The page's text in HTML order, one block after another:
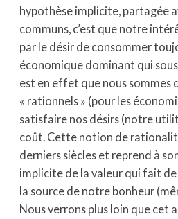
hypothèse implicite, partagée
communs, c’est que notre
par le désir de consommer
économique dominant qui
est en effet que nous sommes
« rationnels » (pour les
satisfaire nos désirs (notre
coût. Cette notion de
derniers siècles et reprend à
implicite de la valeur qui fait
la source de notre bonheur
Nous verrons plus loin que cet